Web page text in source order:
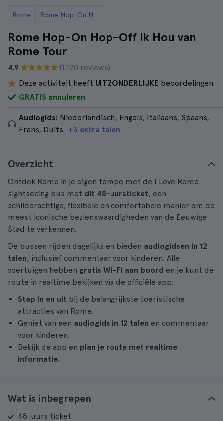
Rome Rome Hop-On Hop-Off Bussen
Rome Hop-On Hop-Off Ik Hou van
Rome Tour
4.9
(1.120 reviews)
Deze activiteit heeft UITZONDERLIJKE beoordelingen
GRATIS annuleren
Audiogids: Niederländisch, Engels, Italiaans, Spaans,
Frans, Duits
+3 extra talen
Overzicht
Ontdek Rome in je eigen tempo met de I Love Rome
sightseeing bus met dit 48-uursticket, een
schilderachtige, flexibele en comfortabele manier om de
meest iconische bezienswaardigheden van de Eeuwige
Stad te verkennen.
De bussen rijden dagelijks en bieden audiogidsen in 12
talen, inclusief commentaar voor kinderen. Alle
voertuigen hebben gratis Wi-Fi aan boord en je kunt de
route in realtime bekijken via de officiële app.
Stap in en uit bij de belangrijkste toeristische
attracties van Rome.
Geniet van een audiogids in 12 talen en commentaar
voor kinderen.
Bekijk de app en plan je route met realtime
informatie.
Wat is inbegrepen
48-uurs ticket